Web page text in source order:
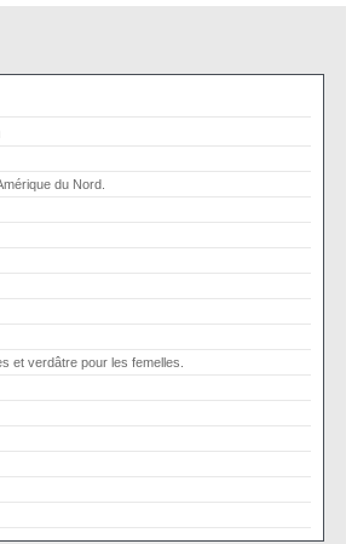
du Nord.
et verdâtre pour les femelles.